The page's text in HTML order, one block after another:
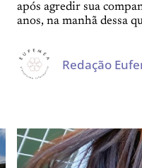
após agredir sua
anos, na manhã dessa
Redação